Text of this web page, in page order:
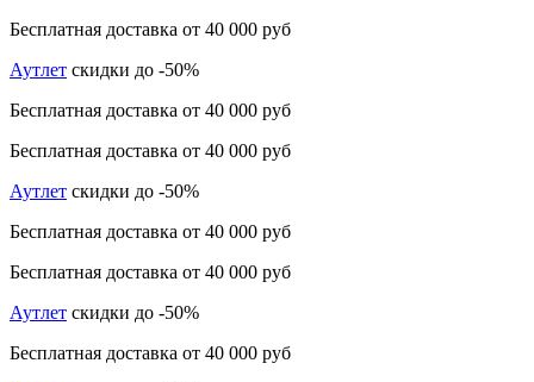
Бесплатная доставка от 40 000 руб
Аутлет скидки до -50%
Бесплатная доставка от 40 000 руб
Бесплатная доставка от 40 000 руб
Аутлет скидки до -50%
Бесплатная доставка от 40 000 руб
Бесплатная доставка от 40 000 руб
Аутлет скидки до -50%
Бесплатная доставка от 40 000 руб